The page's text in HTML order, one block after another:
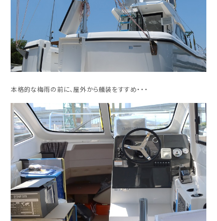
本格的な梅雨の前に、屋外から艤装をすすめ・・・